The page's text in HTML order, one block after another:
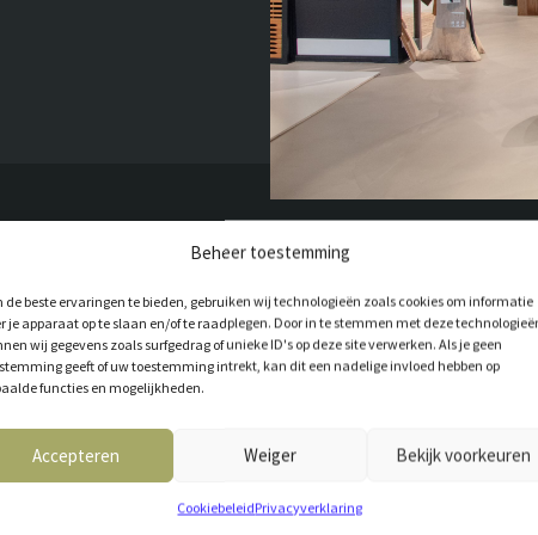
Beheer toestemming
de beste ervaringen te bieden, gebruiken wij technologieën zoals cookies om informatie
je apparaat op te slaan en/of te raadplegen. Door in te stemmen met deze
wij gegevens zoals surfgedrag of unieke ID's op deze site verwerken. Als je geen
geeft of uw toestemming intrekt, kan dit een nadelige invloed hebben op
functies en mogelijkheden.
Accepteren Weiger Bekijk voorkeuren
CookiebeleidPrivacyverklaring
JOU